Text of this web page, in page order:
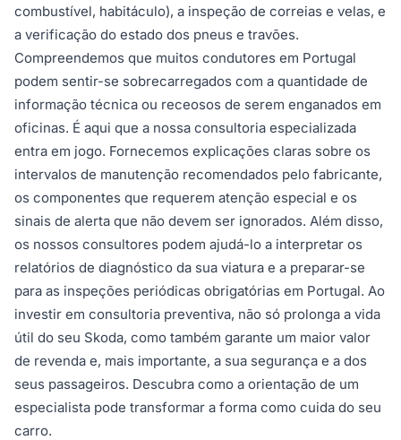
combustível, habitáculo), a inspeção de correias e velas, e
a verificação do estado dos pneus e travões.
Compreendemos que muitos condutores em Portugal
podem sentir-se sobrecarregados com a quantidade de
informação técnica ou receosos de serem enganados em
oficinas. É aqui que a nossa consultoria especializada
entra em jogo. Fornecemos explicações claras sobre os
intervalos de manutenção recomendados pelo fabricante,
os componentes que requerem atenção especial e os
sinais de alerta que não devem ser ignorados. Além disso,
os nossos consultores podem ajudá-lo a interpretar os
relatórios de diagnóstico da sua viatura e a preparar-se
para as inspeções periódicas obrigatórias em Portugal. Ao
investir em consultoria preventiva, não só prolonga a vida
útil do seu Skoda, como também garante um maior valor
de revenda e, mais importante, a sua segurança e a dos
seus passageiros. Descubra como a orientação de um
especialista pode transformar a forma como cuida do seu
carro.